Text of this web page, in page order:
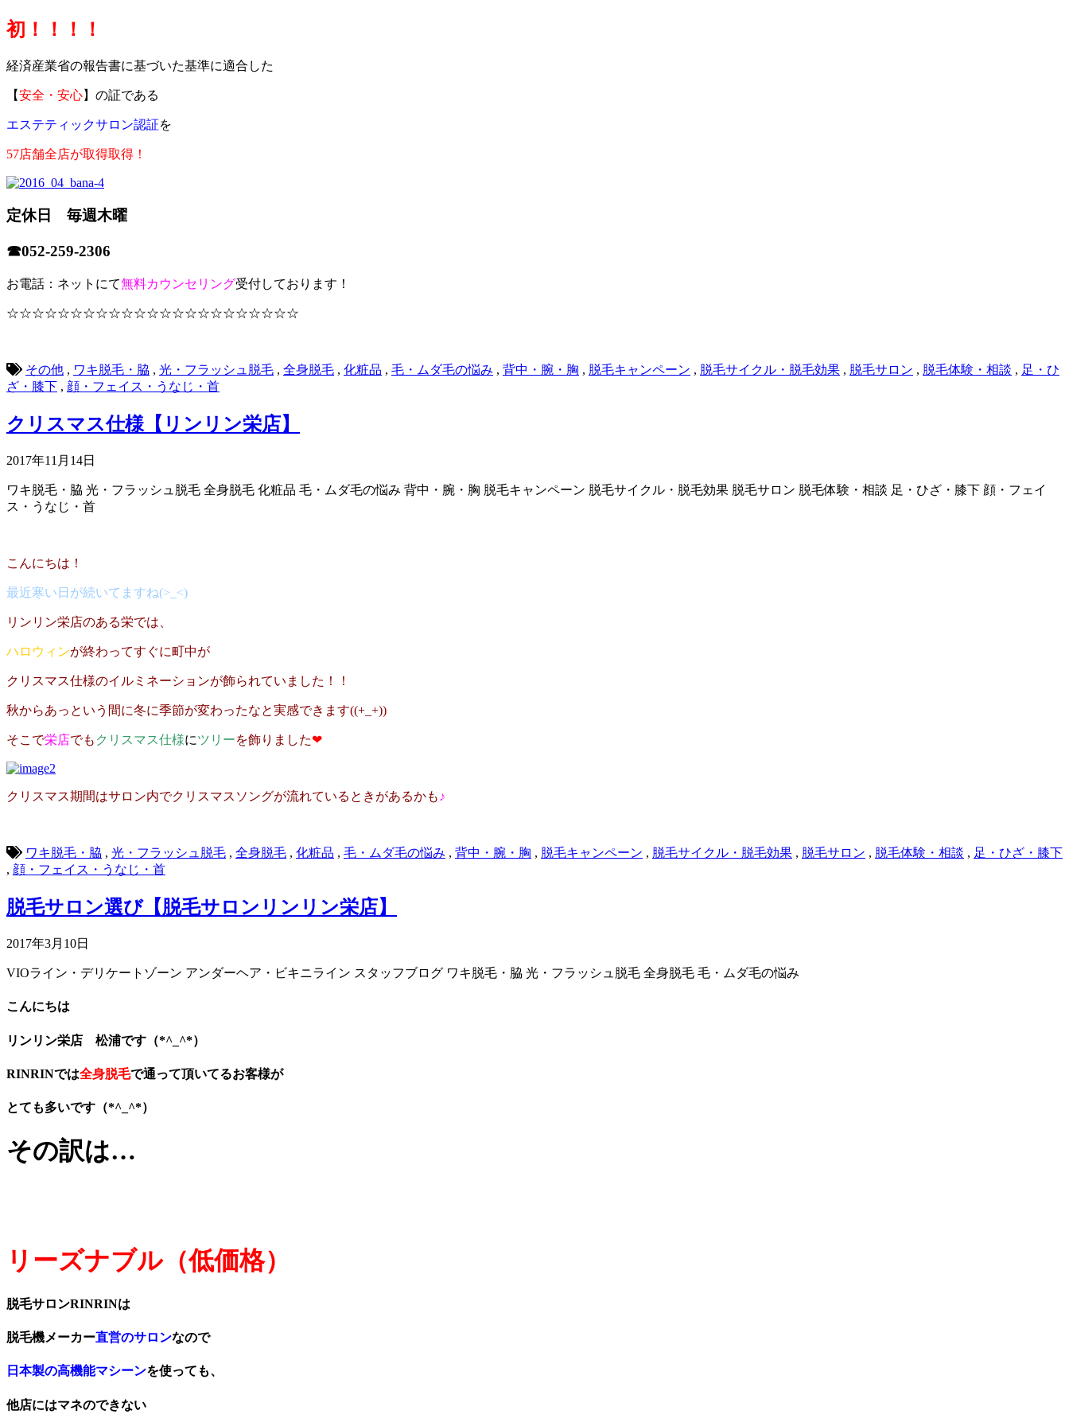
初！！！！
経済産業省の報告書に基づいた基準に適合した
【安全・安心】の証である
エステティックサロン認証を
57店舗全店が取得取得！
定休日 毎週木曜
☎052-259-2306
お電話：ネットにて無料カウンセリング受付しております！
☆☆☆☆☆☆☆☆☆☆☆☆☆☆☆☆☆☆☆☆☆☆☆
その他 , ワキ脱毛・脇 , 光・フラッシュ脱毛 , 全身脱毛 , 化粧品 , 毛・ムダ毛の悩み , 背中・腕・胸 , 脱毛キャンペーン , 脱毛サイクル・脱毛効果 , 脱毛サロン , 脱毛体験・相談 , 足・ひ
ざ・膝下 , 顔・フェイス・うなじ・首
クリスマス仕様【リンリン栄店】
2017年11月14日
ワキ脱毛・脇 光・フラッシュ脱毛 全身脱毛 化粧品 毛・ムダ毛の悩み 背中・腕・胸 脱毛キャンペーン 脱毛サイクル・脱毛効果 脱毛サロン 脱毛体験・相談 足・ひざ・膝下 顔・フェイ
ス・うなじ・首
こんにちは！
最近寒い日が続いてますね(>_<)
リンリン栄店のある栄では、
ハロウィンが終わってすぐに町中が
クリスマス仕様のイルミネーションが飾られていました！！
秋からあっという間に冬に季節が変わったなと実感できます((+_+))
そこで栄店でも クリスマス仕様にツリーを飾りました❤
クリスマス期間はサロン内でクリスマスソングが流れているときがあるかも♪
ワキ脱毛・脇 , 光・フラッシュ脱毛 , 全身脱毛 , 化粧品 , 毛・ムダ毛の悩み , 背中・腕・胸 , 脱毛キャンペーン , 脱毛サイクル・脱毛効果 , 脱毛サロン , 脱毛体験・相談 , 足・ひざ・膝下
, 顔・フェイス・うなじ・首
脱毛サロン選び【脱毛サロンリンリン栄店】
2017年3月10日
VIOライン・デリケートゾーン アンダーヘア・ビキニライン スタッフブログ ワキ脱毛・脇 光・フラッシュ脱毛 全身脱毛 毛・ムダ毛の悩み
こんにちは
リンリン栄店 松浦です（*^_^*）
RINRINでは全身脱毛で通って頂いてるお客様が
とても多いです（*^_^*）
その訳は…
リーズナブル（低価格）
脱毛サロンRINRINは
脱毛機メーカー直営のサロンなので
日本製の高機能マシーンを使っても、
他店にはマネのできない